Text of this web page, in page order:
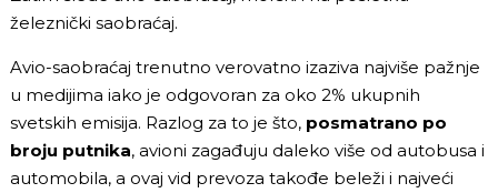
železnički saobraćaj.
Avio-saobraćaj trenutno verovatno izaziva najviše pažnje
u medijima iako je odgovoran za oko 2% ukupnih
svetskih emisija. Razlog za to je što, posmatrano po
broju putnika, avioni zagađuju daleko više od autobusa i
automobila, a ovaj vid prevoza takođe beleži i najveći